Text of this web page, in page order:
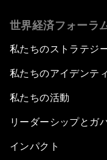
Water for Life
Strategic
Strategic
世界経済フォーラ
私たちのストラテジ
私たちのアイデンテ
私たちの活動
リーダーシップとガ
インパクト